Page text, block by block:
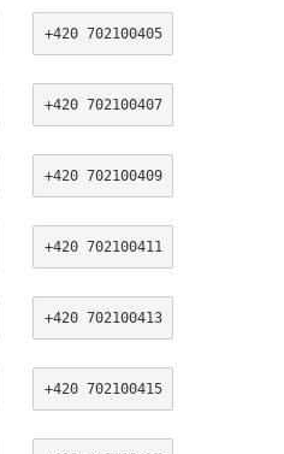
+420 702100405
+420 702100407
+420 702100409
+420 702100411
+420 702100413
+420 702100415